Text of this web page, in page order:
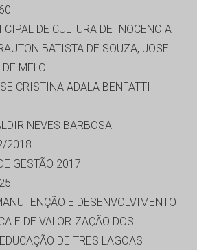
DE CULTURA DE INOCENCIA
BATISTA DE SOUZA, JOSE
MELO
CRISTINA ADALA BENFATTI
NEVES BARBOSA
2018
GESTÃO 2017
E DESENVOLVIMENTO
E DE VALORIZAÇÃO DOS
DE TRES LAGOAS